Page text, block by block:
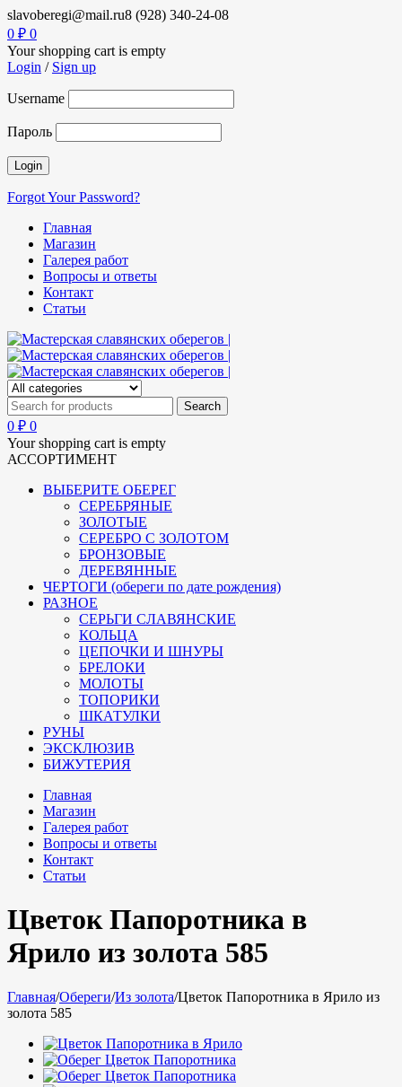
slavoberegi@mail.ru8 (928) 340-24-08
0 ₽ 0
Your shopping cart is empty
Login / Sign up
Username
Пароль
Forgot Your Password?
Главная
Магазин
Галерея работ
Вопросы и ответы
Контакт
Статьи
0 ₽ 0
Your shopping cart is empty
АССОРТИМЕНТ
ВЫБЕРИТЕ ОБЕРЕГ
СЕРЕБРЯНЫЕ
ЗОЛОТЫЕ
СЕРЕБРО С ЗОЛОТОМ
БРОНЗОВЫЕ
ДЕРЕВЯННЫЕ
ЧЕРТОГИ (обереги по дате рождения)
РАЗНОЕ
СЕРЬГИ СЛАВЯНСКИЕ
КОЛЬЦА
ЦЕПОЧКИ И ШНУРЫ
БРЕЛОКИ
МОЛОТЫ
ТОПОРИКИ
ШКАТУЛКИ
РУНЫ
ЭКСКЛЮЗИВ
БИЖУТЕРИЯ
Главная
Магазин
Галерея работ
Вопросы и ответы
Контакт
Статьи
Цветок Папоротника в
Ярило из золота 585
Главная/Обереги/Из золота/Цветок Папоротника в Ярило из
золота 585